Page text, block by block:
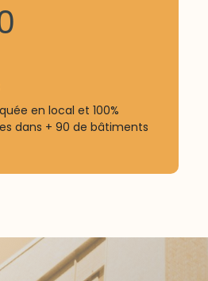
en local et 100%
dans + 90 de bâtiments